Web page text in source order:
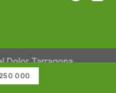
Dolor Tarragona
000